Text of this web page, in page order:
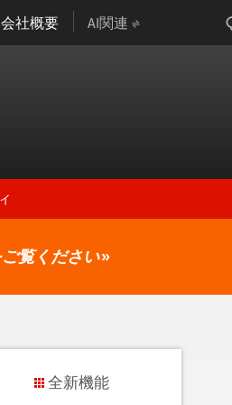
会社概要 AI関連
覧ください»
全新機能